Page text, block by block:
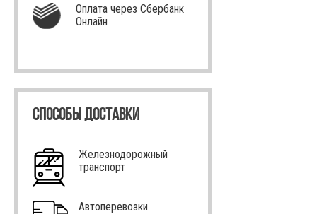
Оплата через Сбербанк
Онлайн
СПОСОБЫ ДОСТАВКИ
Железнодорожный
транспорт
Автоперевозки